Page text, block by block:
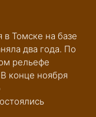
Томске на базе
два года. По
рельефе
конце ноября